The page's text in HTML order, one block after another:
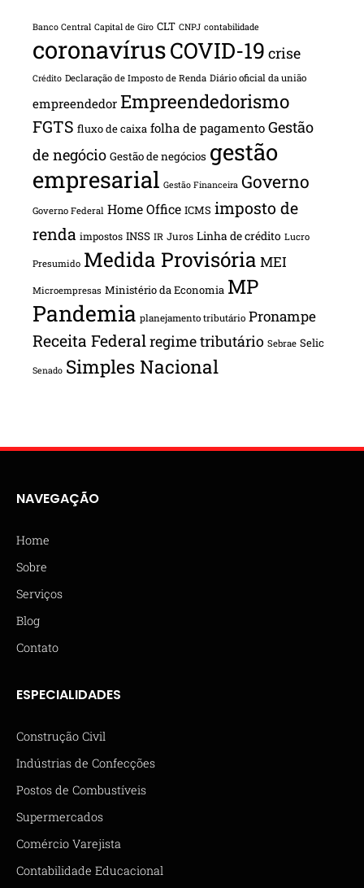
Banco Central Capital de Giro CLT CNPJ contabilidade
coronavírusCOVID-19 crise
Crédito Declaração de Imposto de Renda Diário oficial da união
empreendedor Empreendedorismo
FGTS fluxo de caixa folha de pagamento Gestão
de negócio Gestão de negócios gestão
empresarial Gestão Financeira Governo
Governo Federal Home Office ICMS imposto de
renda impostos INSS IR Juros Linha de crédito Lucro
Presumido Medida Provisória MEI
Microempresas Ministério da Economia MP
Pandemia planejamento tributário Pronampe
Receita Federalregime tributário Sebrae Selic
Senado Simples Nacional
NAVEGAÇÃO
Home
Sobre
Serviços
Blog
Contato
ESPECIALIDADES
Construção Civil
Indústrias de Confecções
Postos de Combustíveis
Supermercados
Comércio Varejista
Contabilidade Educacional